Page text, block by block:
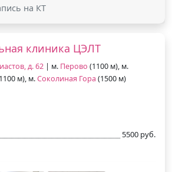
на КТ
клиника ЦЭЛТ
д. 62 | м. Перово (1100 м), м.
м), м.Соколиная Гора (1500 м)
5500 руб.